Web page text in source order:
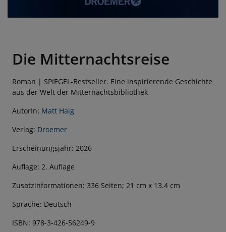
Die Mitternachtsreise
Roman | SPIEGEL-Bestseller. Eine inspirierende Geschichte
aus der Welt der Mitternachtsbibliothek
AutorIn: Matt Haig
Verlag: Droemer
Erscheinungsjahr: 2026
Auflage: 2. Auflage
Zusatzinformationen: 336 Seiten; 21 cm x 13.4 cm
Sprache: Deutsch
ISBN: 978-3-426-56249-9